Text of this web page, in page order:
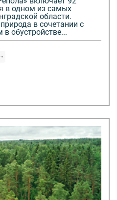
капиталов.*
www.fakt-group.ru
в одном из самых
области.
в сочетании с
обустройстве...